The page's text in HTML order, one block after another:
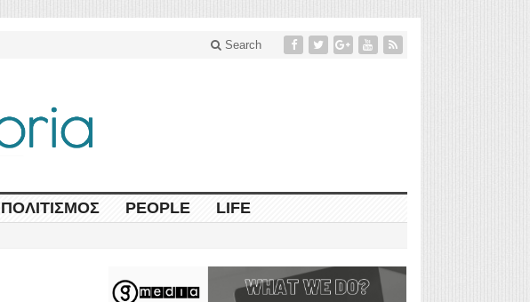
Search
ΠΟΛΙΤΙΣΜΌΣ PEOPLE LIFE